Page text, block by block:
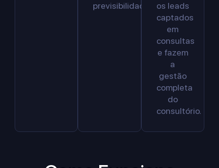
previsibilidade.
os leads
captados
em
consultas
e fazem
a
gestão
completa
do
consultório.